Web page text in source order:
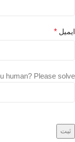
ایمیل *
human? Please solve: